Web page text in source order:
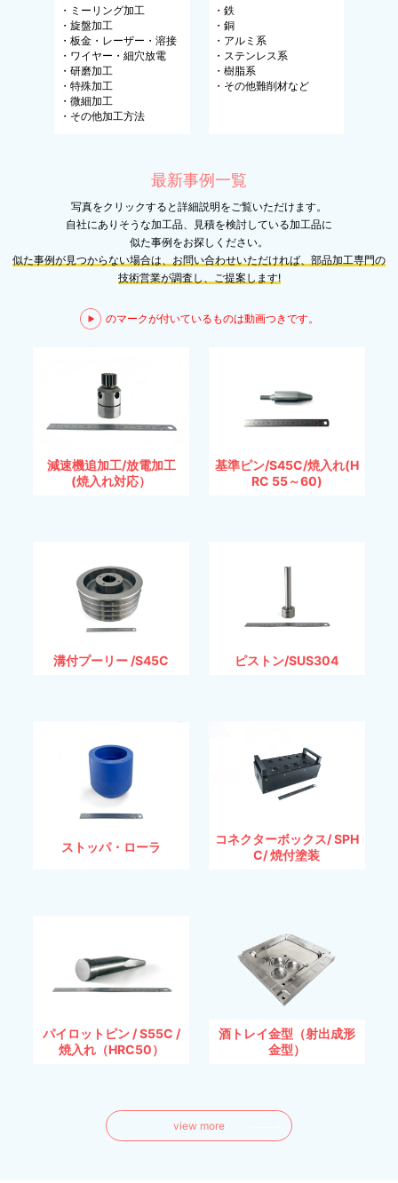
・ ミーリング加工
・ 旋盤加工
・ 板金・レーザー・溶接
・ ワイヤー・細穴放電
・ 研磨加工
・ 特殊加工
・ 微細加工
・ その他加工方法
・鉄
・銅
・ アルミ系
・ ステンレス系
・樹脂系
・ その他難削材など
最新事例一覧
写真をクリックすると詳細説明をご覧いただけます。
自社にありそうな加工品、見積を検討している加工品に
似た事例をお探しください。
似た事例が見つからない場合は、お問い合わせいただければ、部品加工専門の
技術営業が調査し、ご提案します!
のマークが付いているものは動画つきです。
減速機追加工/放電加工
(焼入れ対応）
基準ピン/S45C/焼入れ(H
RC 55～60)
溝付プーリー /S45C ピストン/SUS304
ストッパ・ローラ
コネクターボックス/ SPH
C/ 焼付塗装
パイロットピン / S55C /
焼入れ（HRC50）
酒トレイ金型（射出成形
金型）
view more